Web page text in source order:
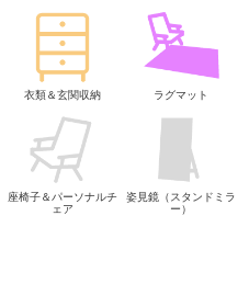
衣類＆玄関収納 ラグマット
座椅子＆パーソナルチ
ェア
姿見鏡（スタンドミラ
ー）